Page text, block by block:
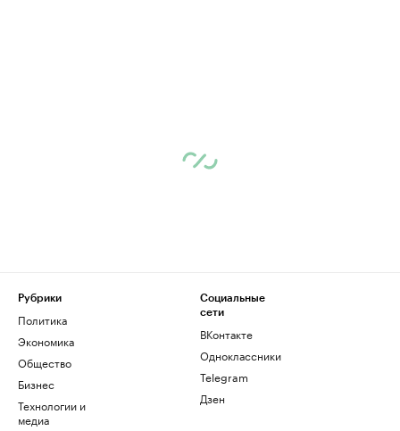
Рубрики
Политика
Экономика
Общество
Бизнес
Технологии и
медиа
Социальные
сети
ВКонтакте
Одноклассники
Telegram
Дзен